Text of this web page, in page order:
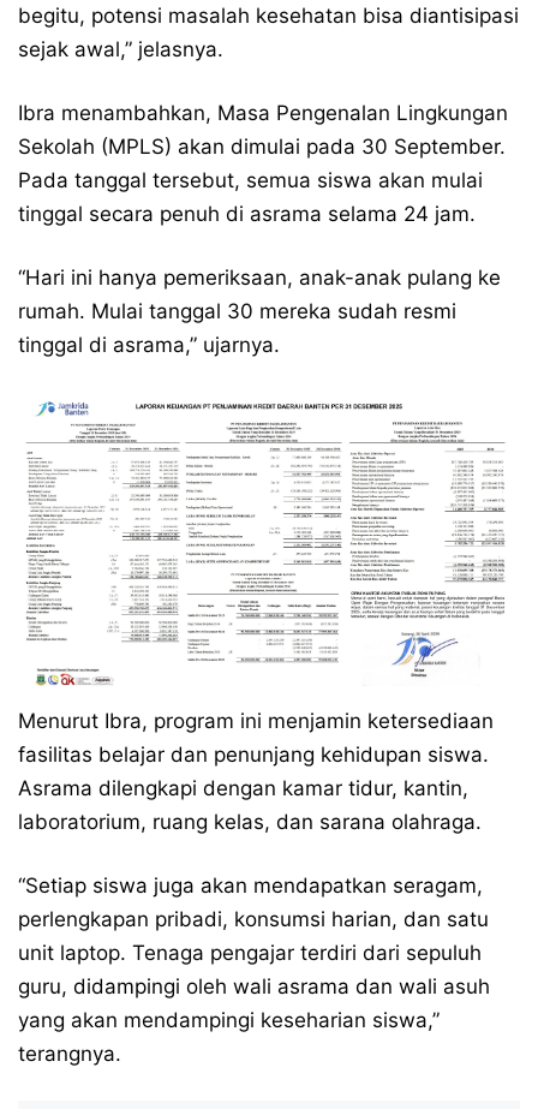
begitu, potensi masalah kesehatan bisa diantisipasi
sejak awal,” jelasnya.
Ibra menambahkan, Masa Pengenalan Lingkungan
Sekolah (MPLS) akan dimulai pada 30 September.
Pada tanggal tersebut, semua siswa akan mulai
tinggal secara penuh di asrama selama 24 jam.
“Hari ini hanya pemeriksaan, anak-anak pulang ke
rumah. Mulai tanggal 30 mereka sudah resmi
tinggal di asrama,” ujarnya.
Menurut Ibra, program ini menjamin ketersediaan
fasilitas belajar dan penunjang kehidupan siswa.
Asrama dilengkapi dengan kamar tidur, kantin,
laboratorium, ruang kelas, dan sarana olahraga.
“Setiap siswa juga akan mendapatkan seragam,
perlengkapan pribadi, konsumsi harian, dan satu
unit laptop. Tenaga pengajar terdiri dari sepuluh
guru, didampingi oleh wali asrama dan wali asuh
yang akan mendampingi keseharian siswa,”
terangnya.